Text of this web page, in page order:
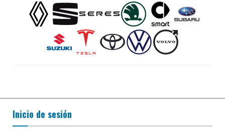
Inicio de sesión